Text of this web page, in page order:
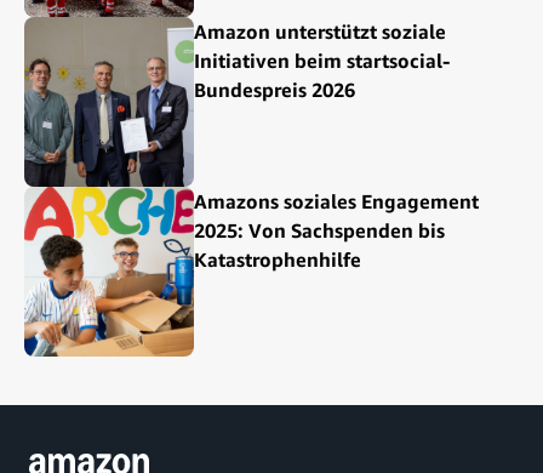
Amazon unterstützt soziale
Initiativen beim startsocial-
Bundespreis 2026
Amazons soziales Engagement
2025: Von Sachspenden bis
Katastrophenhilfe